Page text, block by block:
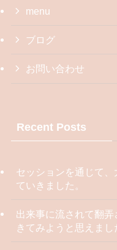
menu
ブログ
お問い合わせ
Recent Posts
セッションを通じて
ていきました。
出来事に流されて翻
きてみようと思えまし